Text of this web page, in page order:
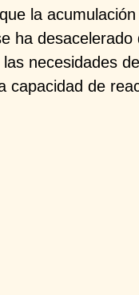
la
ha
necesidades
capacidad de